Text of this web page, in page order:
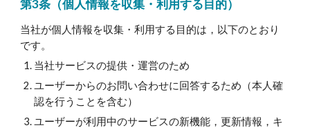
第3条（個人情報を収集・利用する目的）
当社が個人情報を収集・利用する目的は，以下のとおり
です。
当社サービスの提供・運営のため
ユーザーからのお問い合わせに回答するため（本人確
認を行うことを含む）
ユーザーが利用中のサービスの新機能，更新情報，キ